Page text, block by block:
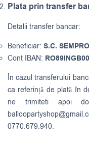
Plata prin transfer
Detalii transfer bancar:
Beneficiar: S.C.
Cont IBAN:
În cazul transferului
ca referință de plată în
ne trimiteti apoi
0770.679.940.